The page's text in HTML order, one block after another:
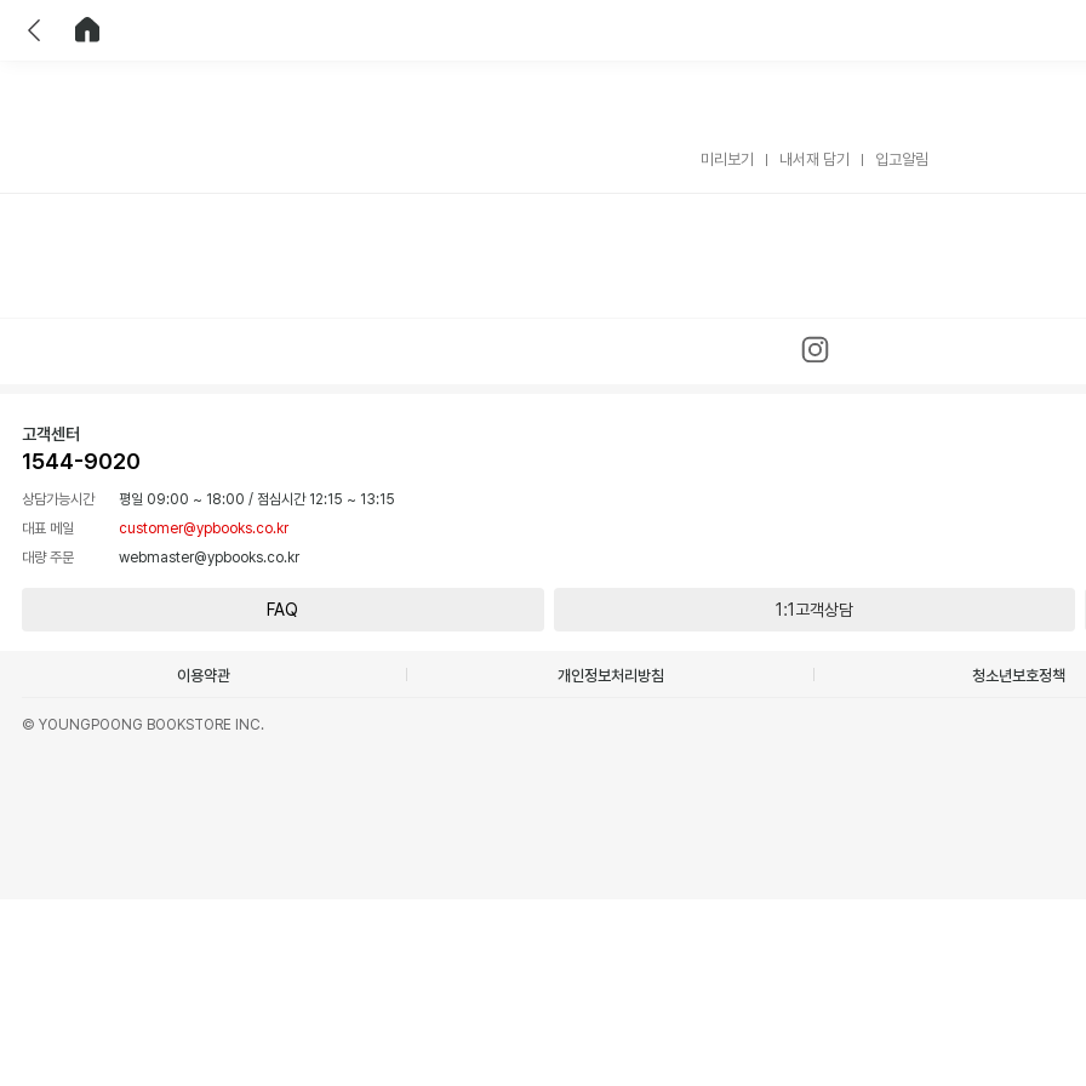
미리보기 내서재 담기 입고알림
고객센터
1544-9020
상담가능시간 평일 09:00 ~ 18:00 / 점심시간 12:15 ~ 13:15
대표 메일
customer@ypbooks.co.kr
대량 주문
webmaster@ypbooks.co.kr
FAQ 1:1고객상담
이용약관 개인정보처리방침 청소년보호정책
© YOUNGPOONG BOOKSTORE INC.